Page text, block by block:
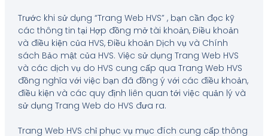
Trước khi sử dụng “Trang Web HVS” , bạn cần đọc kỹ
các thông tin tại Hợp đồng mở tài khoản, Điều khoản
và điều kiện của HVS, Điều khoản Dịch vụ và Chính
sách Bảo mật của HVS. Việc sử dụng Trang Web HVS
và các dịch vụ do HVS cung cấp qua Trang Web HVS
đồng nghĩa với việc bạn đã đồng ý với các điều khoản,
điều kiện và các quy định liên quan tới việc quản lý và
sử dụng Trang Web do HVS đưa ra.
Trang Web HVS chỉ phục vụ mục đích cung cấp thông